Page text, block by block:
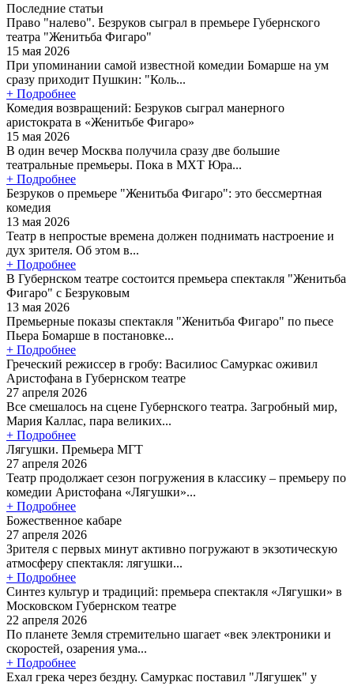
Последние статьи
Право "налево". Безруков сыграл в премьере Губернского
театра "Женитьба Фигаро"
15 мая 2026
При упоминании самой известной комедии Бомарше на ум
сразу приходит Пушкин: "Коль...
+ Подробнее
Комедия возвращений: Безруков сыграл манерного
аристократа в «Женитьбе Фигаро»
15 мая 2026
В один вечер Москва получила сразу две большие
театральные премьеры. Пока в МХТ Юра...
+ Подробнее
Безруков о премьере "Женитьба Фигаро": это бессмертная
комедия
13 мая 2026
Театр в непростые времена должен поднимать настроение и
дух зрителя. Об этом в...
+ Подробнее
В Губернском театре состоится премьера спектакля "Женитьба
Фигаро" с Безруковым
13 мая 2026
Премьерные показы спектакля "Женитьба Фигаро" по пьесе
Пьера Бомарше в постановке...
+ Подробнее
Греческий режиссер в гробу: Василиос Самуркас оживил
Аристофана в Губернском театре
27 апреля 2026
Все смешалось на сцене Губернского театра. Загробный мир,
Мария Каллас, пара великих...
+ Подробнее
Лягушки. Премьера МГТ
27 апреля 2026
Театр продолжает сезон погружения в классику – премьеру по
комедии Аристофана «Лягушки»...
+ Подробнее
Божественное кабаре
27 апреля 2026
Зрителя с первых минут активно погружают в экзотическую
атмосферу спектакля: лягушки...
+ Подробнее
Синтез культур и традиций: премьера спектакля «Лягушки» в
Московском Губернском театре
22 апреля 2026
По планете Земля стремительно шагает «век электроники и
скоростей, озарения ума...
+ Подробнее
Ехал грека через бездну. Самуркас поставил "Лягушек" у